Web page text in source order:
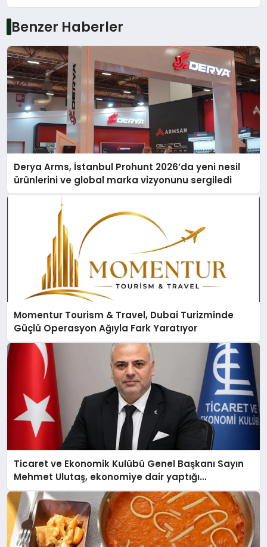
Benzer Haberler
Derya Arms, İstanbul Prohunt 2026’da yeni nesil
ürünlerini ve global marka vizyonunu sergiledi
Momentur Tourism & Travel, Dubai Turizminde
Güçlü Operasyon Ağıyla Fark Yaratıyor
Ticaret ve Ekonomik Kulübü Genel Başkanı Sayın
Mehmet Ulutaş, ekonomiye dair yaptığı
açıklamada şunları kaydetti: